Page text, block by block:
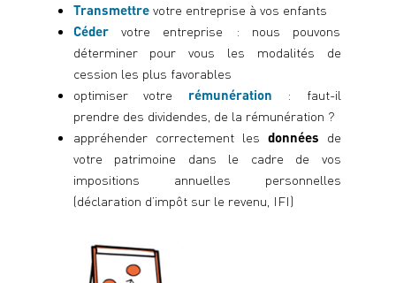
Baux commerciaux
L’esprit Ambroise avocat
Notre façon de travailler
Le cabinet
Ressources
Contact
Transmettrevotre entreprise à vos enfants
Cédervotre entreprise : nous pouvons
déterminer pour vous les modalités de
cession les plus favorables
optimiser votre rémunération : faut-il
prendre des dividendes, de la rémunération ?
appréhender correctement les données de
votre patrimoine dans le cadre de vos
impositions annuelles personnelles
(déclaration d’impôt sur le revenu, IFI)